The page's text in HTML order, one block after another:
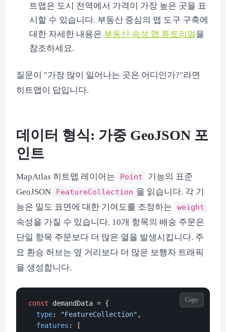
트맵은 도시 전역에서 가격이 가장 높은 곳을 표
시할 수 있습니다. 부동산 중심의 맵 도구 구축에
대한 자세한 내용은 부동산 속성 맵 튜토리얼 을
참조하세요.
질문이 "가장 많이 일어나는 곳은 어디인가?"라면
히트맵이 답입니다.
데이터 형식: 가중 GeoJSON 포
인트
MapAtlas 히트맵 레이어는 Point
기능의 표준
GeoJSON
FeatureCollection 을 읽습니다. 각 기
능은 밀도 표면에 대한 기여도를 조정하는
weight
속성을 가질 수 있습니다. 10개 항목의 배송 주문은
단일 항목 주문보다 더 많은 열을 발생시킵니다. 주
요 환승 허브는 옆 거리보다 더 많은 보행자 트래픽
을 생성합니다.
Copy
const demandData = {
type: "FeatureCollection" ,
features : [